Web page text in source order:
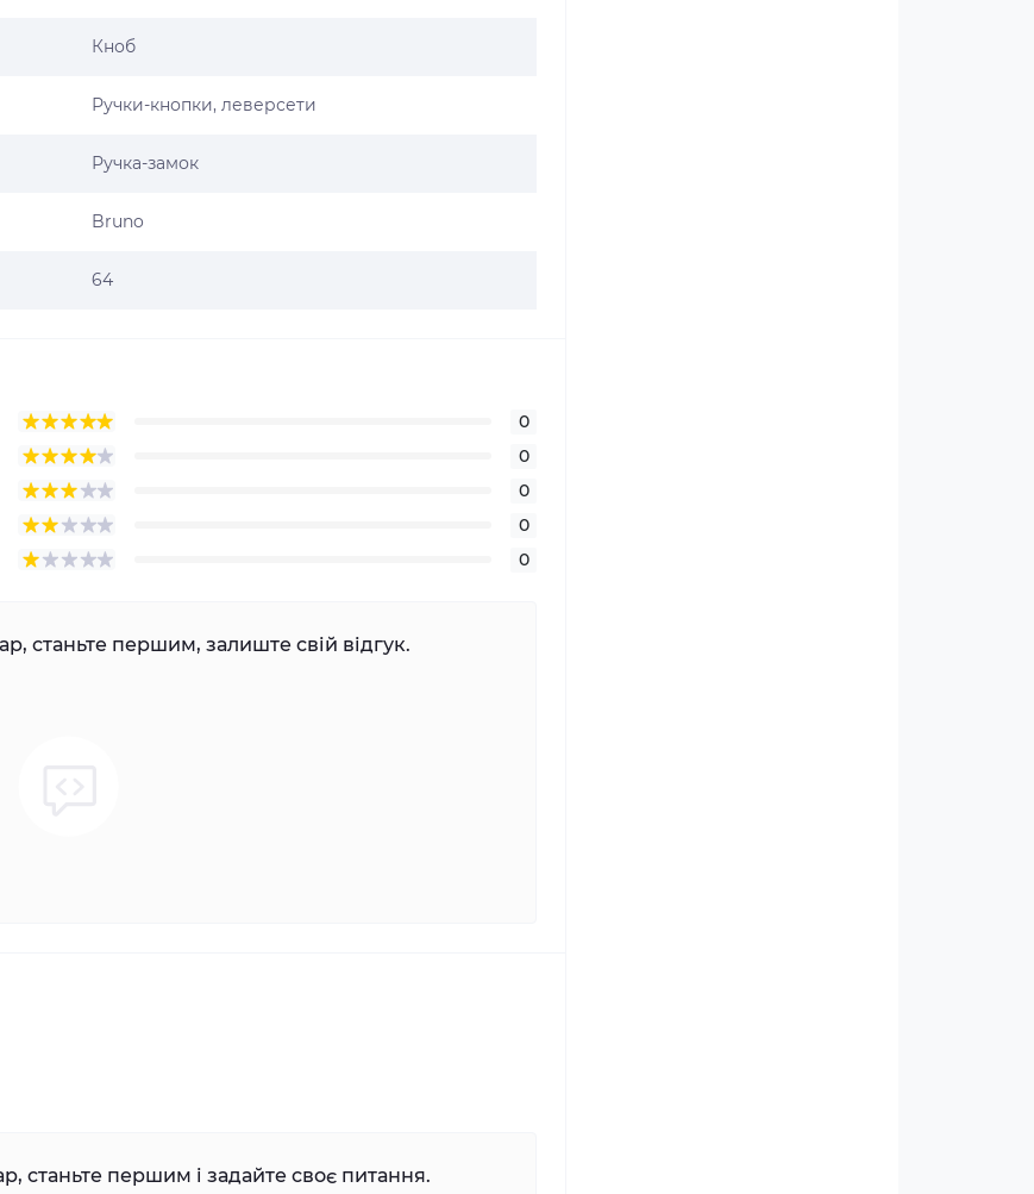
Кноб
Ручки-кнопки, леверсети
Ручка-замок
Bruno
64
0
0
0
0
0
станьте першим, залиште свій відгук.
станьте першим і задайте своє питання.